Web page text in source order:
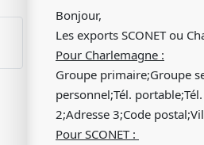
Bonjour,
Les exports SCONET ou
Pour Charlemagne :
Groupe primaire;Groupe
personnel;Tél.
2;Adresse 3;Code
Pour SCONET :